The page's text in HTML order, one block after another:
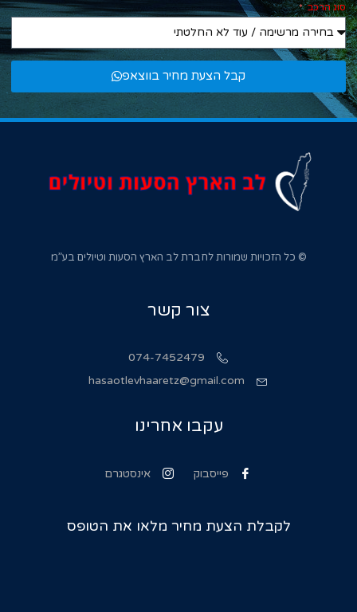
סוג הרכב
קבל הצעת מחיר בווצאפ
© כל הזכויות שמורות לחברת לב הארץ הסעות וטיולים בע”מ
צור קשר
074-7452479
hasaotlevhaaretz@gmail.com
עקבו אחרינו
פייסבוק אינסטגרם
לקבלת הצעת מחיר מלאו את הטופס